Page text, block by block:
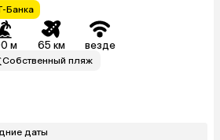
Банка
м 65 км везде
Собственный пляж
даты